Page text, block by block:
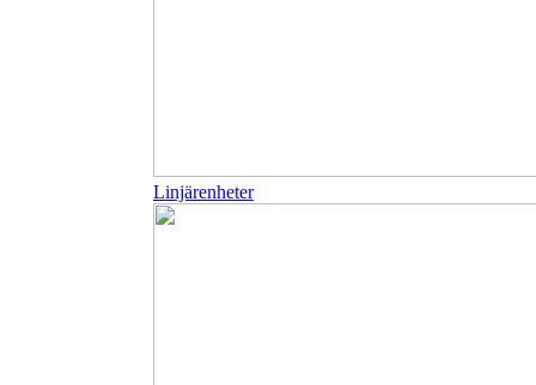
Linjärenheter